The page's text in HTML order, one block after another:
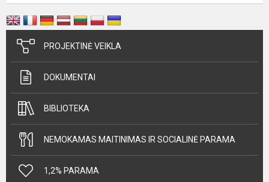
PROJEKTINĖ VEIKLA
DOKUMENTAI
BIBLIOTEKA
NEMOKAMAS MAITINIMAS IR SOCIALINĖ PARAMA
1,2% PARAMA